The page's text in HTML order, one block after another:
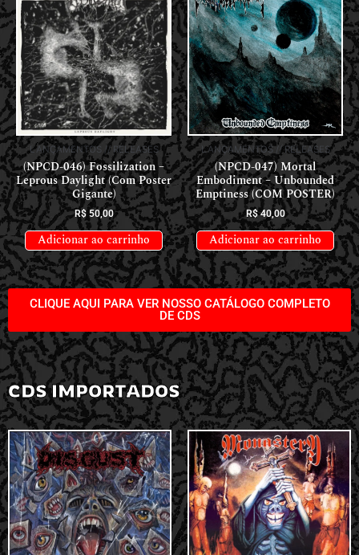
LANÇAMENTOS // RELEASES
(NPCD-046) Fossilization –
Leprous Daylight (Com Poster
Gigante)
R$50,00
Adicionar ao carrinho
LANÇAMENTOS // RELEASES
(NPCD-047) Mortal
Embodiment – Unbounded
Emptiness (COM POSTER)
R$40,00
Adicionar ao carrinho
CLIQUE AQUI PARA VER NOSSO CATÁLOGO COMPLETO
DE CDS
CDS IMPORTADOS